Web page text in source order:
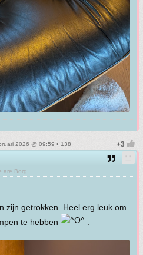
2026 @ 09:59 • 138
are Borg.
zijn getrokken. Heel erg leuk om
te hebben